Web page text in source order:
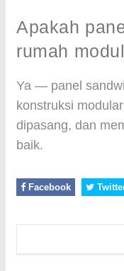
Apakah
rumah
Ya — panel
konstruksi
dipasang, dan
baik.
Facebook